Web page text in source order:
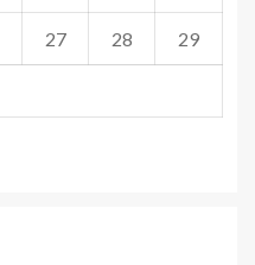
27 28 29